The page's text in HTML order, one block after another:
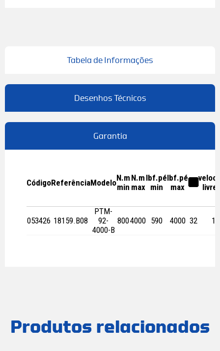
Tabela de Informações
Desenhos Técnicos
Garantia
CódigoReferênciaModeloN.m
min
N.m
max
lbf.pé
min
lbf.pé
max
livre
053426 18159.B08
PTM-
92-
4000-B
8004000 590 4000 32
Produtos relacionados